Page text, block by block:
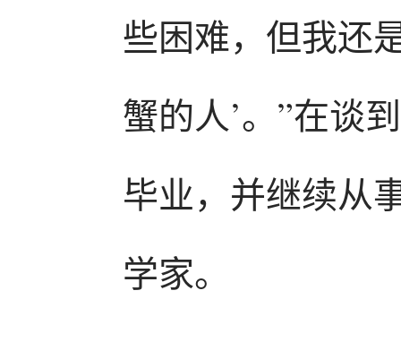
些困难，但我还
蟹的人’。”在谈
毕业，并继续从
学家。